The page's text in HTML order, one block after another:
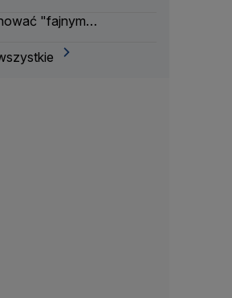
"fajnym